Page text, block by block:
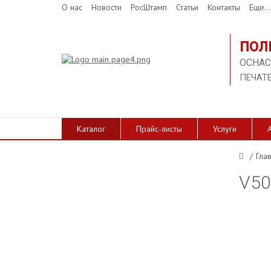
О нас Новости РосШтамп Статьи Контакты Еще...
Каталог Прайс-листы Услуги
/